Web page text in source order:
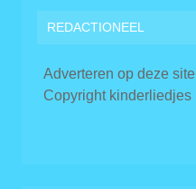
REDACTIONEEL
Adverteren op deze site
Copyright kinderliedjes